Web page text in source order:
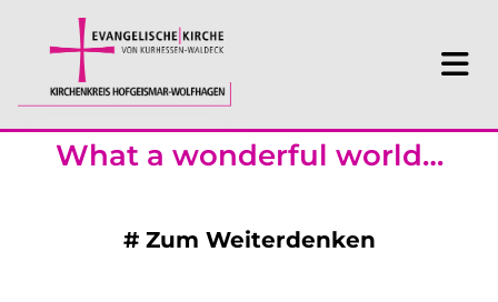
What a wonderful world…
# Zum Weiterdenken